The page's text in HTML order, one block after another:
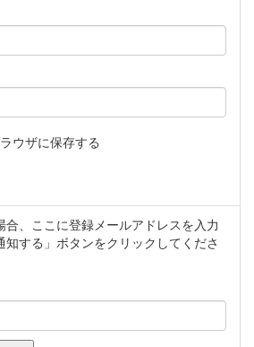
ウザに保存する
、ここに登録メールアドレスを入力
知する」ボタンをクリックしてくださ